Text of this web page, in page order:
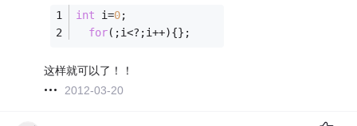
int i=0;
for(;i<?;i++){};
这样就可以了！！
2012-03-20